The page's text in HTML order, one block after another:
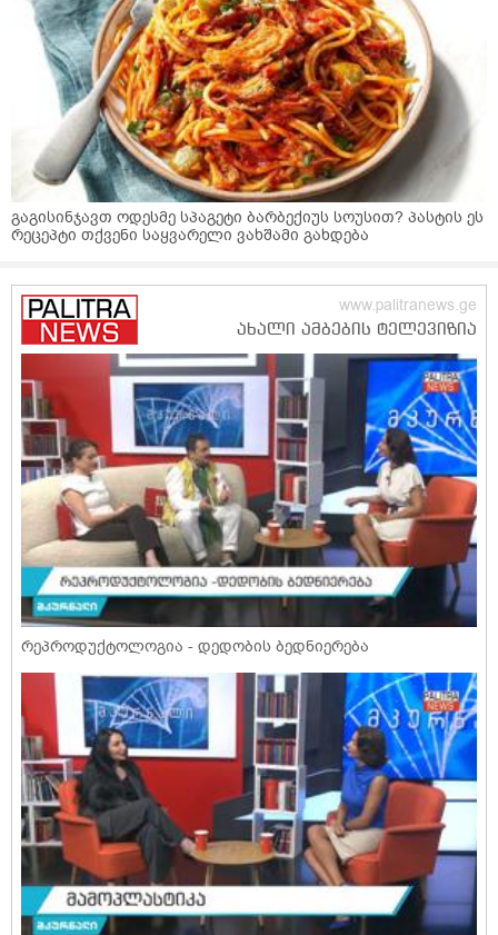
გაგისინჯავთ ოდესმე სპაგეტი ბარბექიუს სოუსით? პასტის ეს
რეცეპტი თქვენი საყვარელი ვახშამი გახდება
რეპროდუქტოლოგია - დედობის ბედნიერება